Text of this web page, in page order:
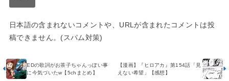
日本語の含まれないコメントや、URLが含まれたコメントは投
稿できません。(スパム対策)
【漫画】『ヒロアカ』第154話「見
えない希望」【感想】
EDの歌詞がお茶子ちゃんっぽい事
に今気づいたw【5chまとめ】